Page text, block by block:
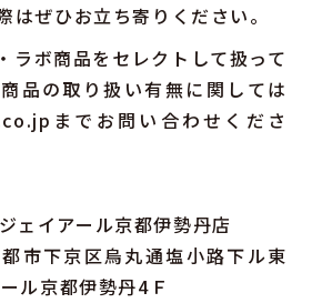
はぜひお立ち寄りください。
ラボ商品をセレクトして扱って
品の取り扱い有無に関しては
までお問い合わせくださ
ェイアール京都伊勢丹店
市下京区烏丸通塩小路下ル東
ル京都伊勢丹4Ｆ